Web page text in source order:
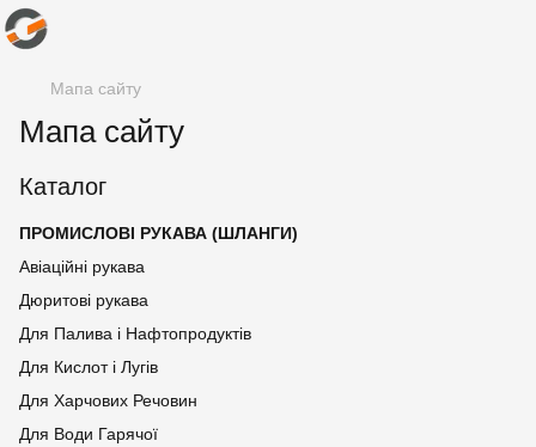
Мапа сайту
Мапа сайту
Каталог
ПРОМИСЛОВІ РУКАВА (ШЛАНГИ)
Авіаційні рукава
Дюритові рукава
Для Палива і Нафтопродуктів
Для Кислот і Лугів
Для Харчових Речовин
Для Води Гарячої